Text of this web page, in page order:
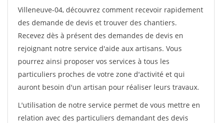
Villeneuve-04, découvrez comment recevoir rapidement
des demande de devis et trouver des chantiers.
Recevez dès à présent des demandes de devis en
rejoignant notre service d'aide aux artisans. Vous
pourrez ainsi proposer vos services à tous les
particuliers proches de votre zone d'activité et qui
auront besoin d'un artisan pour réaliser leurs travaux.
L'utilisation de notre service permet de vous mettre en
relation avec des particuliers demandant des devis